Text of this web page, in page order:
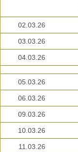
02.03.26
03.03.26
04.03.26
05.03.26
06.03.26
09.03.26
10.03.26
11.03.26